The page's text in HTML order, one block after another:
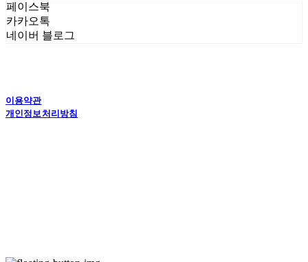
페이스북
카카오톡
네이버 블로그
이용약관
개인정보처리방침